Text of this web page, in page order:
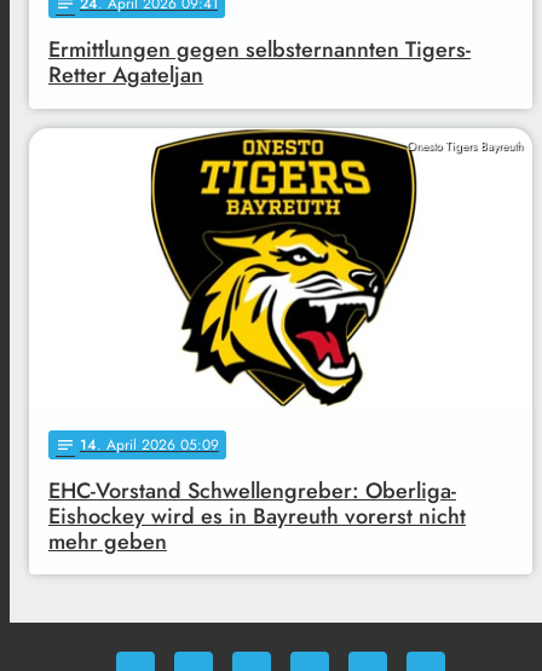
notes
Ermittlungen gegen selbsternannten Tigers-
Retter Agateljan
Onesto Tigers Bayreuth
notes 14. April 2026 05:09
EHC-Vorstand Schwellengreber: Oberliga-
Eishockey wird es in Bayreuth vorerst nicht
mehr geben